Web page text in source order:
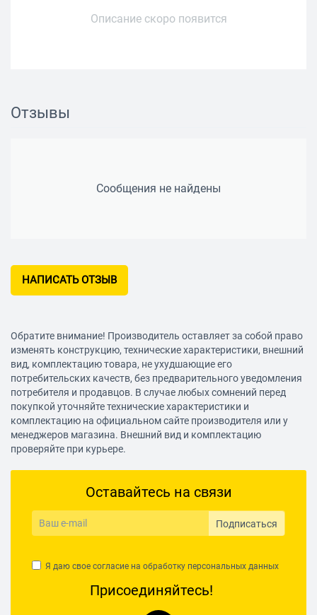
Описание скоро появится
Отзывы
Сообщения не найдены
НАПИСАТЬ ОТЗЫВ
Обратите внимание! Производитель оставляет за собой право
изменять конструкцию, технические характеристики, внешний
вид, комплектацию товара, не ухудшающие его
потребительских качеств, без предварительного уведомления
потребителя и продавцов. В случае любых сомнений перед
покупкой уточняйте технические характеристики и
комплектацию на официальном сайте производителя или у
менеджеров магазина. Внешний вид и комплектацию
проверяйте при курьере.
Оставайтесь на связи
Подписаться
Я даю свое согласие на обработку персональных данных
Присоединяйтесь!